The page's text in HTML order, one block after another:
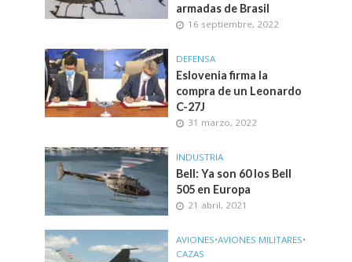
armadas de Brasil
16 septiembre, 2022
DEFENSA
Eslovenia firma la
compra de un Leonardo
C-27J
31 marzo, 2022
INDUSTRIA
Bell: Ya son 60 los Bell
505 en Europa
21 abril, 2021
AVIONES•AVIONES MILITARES•
CAZAS